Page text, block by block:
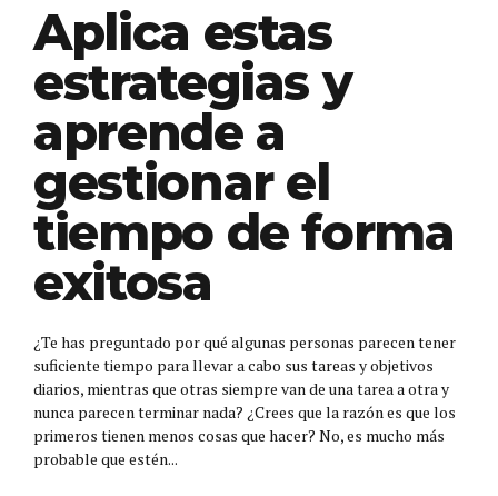
Aplica estas
estrategias y
aprende a
gestionar el
tiempo de forma
exitosa
¿Te has preguntado por qué algunas personas parecen tener
suficiente tiempo para llevar a cabo sus tareas y objetivos
diarios, mientras que otras siempre van de una tarea a otra y
nunca parecen terminar nada? ¿Crees que la razón es que los
primeros tienen menos cosas que hacer? No, es mucho más
probable que estén...